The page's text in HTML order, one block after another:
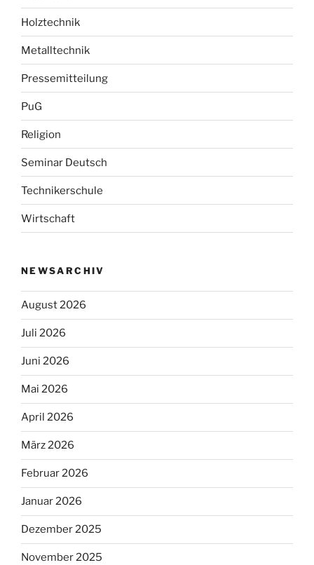
Holztechnik
Metalltechnik
Pressemitteilung
PuG
Religion
Seminar Deutsch
Technikerschule
Wirtschaft
NEWSARCHIV
August 2026
Juli 2026
Juni 2026
Mai 2026
April 2026
März 2026
Februar 2026
Januar 2026
Dezember 2025
November 2025